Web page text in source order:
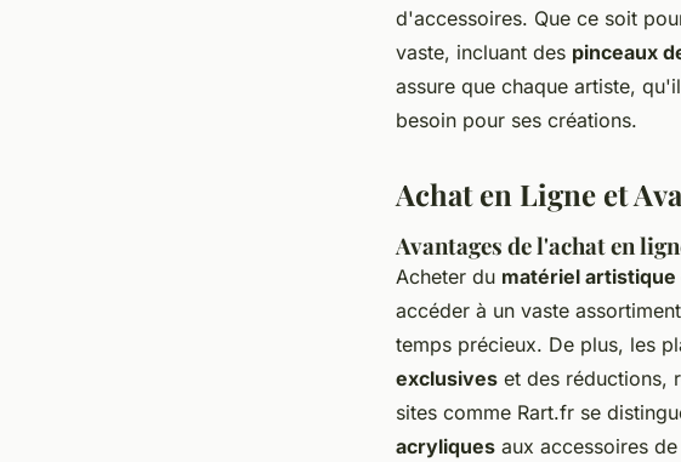
d'accessoires. Que ce soit
vaste, incluant des pinceaux
assure que chaque artiste,
besoin pour ses créations.
Achat en Ligne et
Avantages de l'achat en
Acheter du matériel artistique
accéder à un vaste
temps précieux. De plus, les
exclusives et des réductions,
sites comme Rart.fr se
acryliques aux accessoires